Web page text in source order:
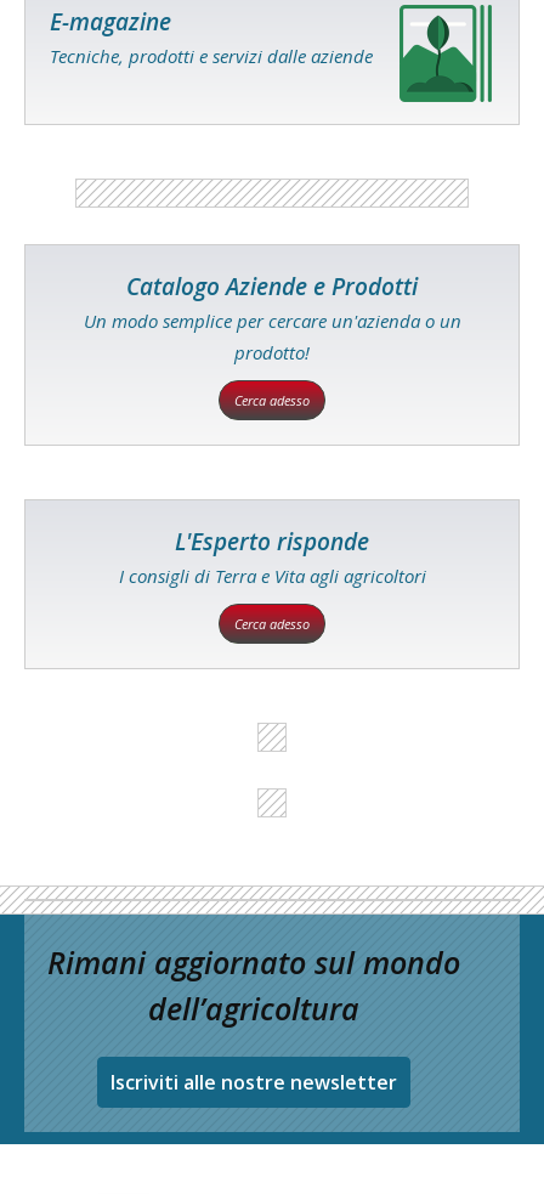
E-magazine
Tecniche, prodotti e servizi dalle aziende
Catalogo Aziende e Prodotti
Un modo semplice per cercare un'azienda o un
prodotto!
Cerca adesso
L'Esperto risponde
I consigli di Terra e Vita agli agricoltori
Cerca adesso
Rimani aggiornato sul mondo
dell’agricoltura
Iscriviti alle nostre newsletter